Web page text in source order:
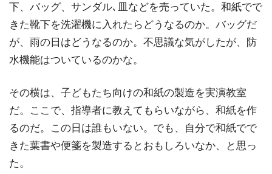
下、バッグ、サンダル､皿などを売っていた。和紙でで
きた靴下を洗濯機に入れたらどうなるのか。バッグだ
が、雨の日はどうなるのか。不思議な気がしたが、防
水機能はついているのかな。
その横は、子どもたち向けの和紙の製造を実演教室
だ。ここで、指導者に教えてもらいながら、和紙を作
るのだ。この日は誰もいない。でも、自分で和紙でで
きた葉書や便箋を製造するとおもしろいなか、と思っ
た。